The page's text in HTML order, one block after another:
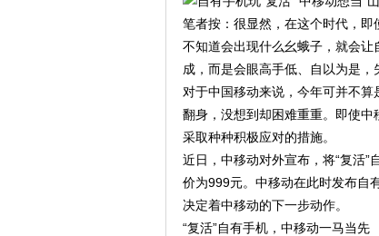
笔者按：很显然，在这个时代，
不知道会出现什么幺蛾子，就会
成，而是会眼高手低、自以为是，
对于中国移动来说，今年可并不
翻身，没想到却困难重重。即使
采取种种积极应对的措施。
近日，中移动对外宣布，将“复活”
价为999元。中移动在此时发布自
决定着中移动的下一步动作。
“复活”自有手机，中移动一马当先